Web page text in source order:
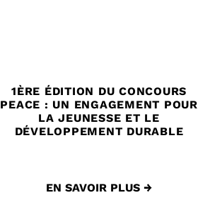
1ÈRE ÉDITION DU CONCOURS
PEACE : UN ENGAGEMENT POUR
LA JEUNESSE ET LE
DÉVELOPPEMENT DURABLE
EN SAVOIR PLUS →